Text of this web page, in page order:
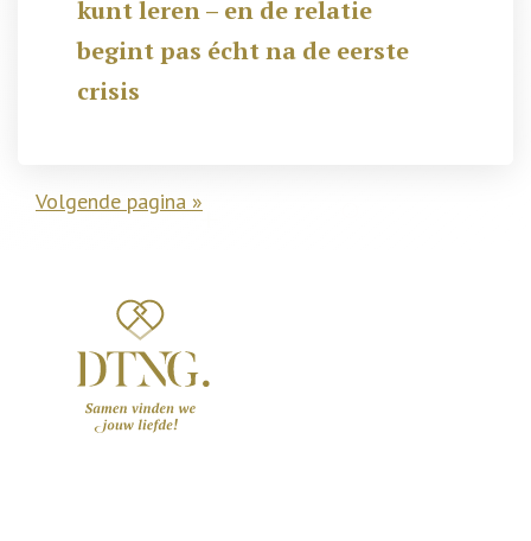
kunt leren – en de relatie
begint pas écht na de eerste
crisis
Volgende pagina »